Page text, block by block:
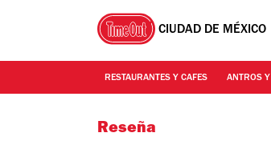
CIUDAD DE MÉXICO
RESTAURANTES Y CAFES ANTROS
Reseña